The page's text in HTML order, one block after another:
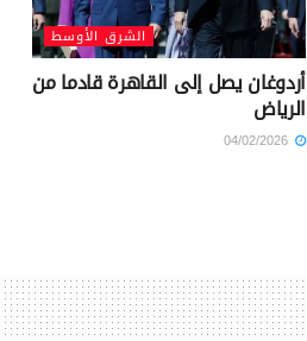
الشرق الأوسط
أردوغان يصل إلى القاهرة قادما من
الرياض